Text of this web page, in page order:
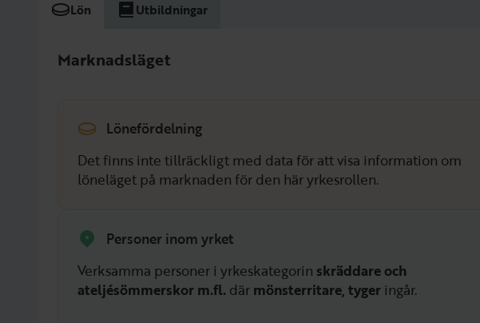
Lön Utbildningar
Marknadsläget
Lönefördelning
Det finns inte tillräckligt med data för att visa information om
löneläget på marknaden för den här yrkesrollen.
Personer inom yrket
Verksamma personer i yrkeskategorin skräddare och
ateljésömmerskor m.fl. där mönsterritare, tyger ingår.